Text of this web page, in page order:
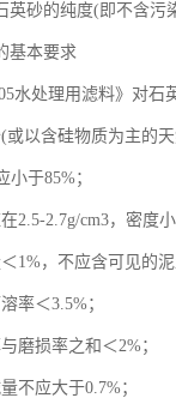
英砂的纯度(即不含污
基本要求
水处理用滤料》对石
(或以含硅物质为主的
小于85%；
在2.5-2.7g/cm3，密度
＜1%，不应含可见的
率＜3.5%；
磨损率之和＜2%；
不应大于0.7%；